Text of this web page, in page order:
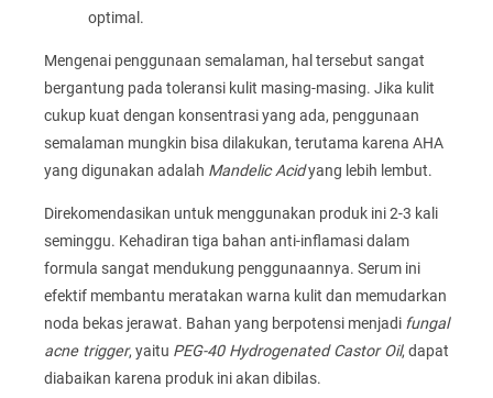
optimal.
Mengenai penggunaan semalaman, hal tersebut sangat
bergantung pada toleransi kulit masing-masing. Jika kulit
cukup kuat dengan konsentrasi yang ada, penggunaan
semalaman mungkin bisa dilakukan, terutama karena AHA
yang digunakan adalah Mandelic Acidyang lebih lembut.
Direkomendasikan untuk menggunakan produk ini 2-3 kali
seminggu. Kehadiran tiga bahan anti-inflamasi dalam
formula sangat mendukung penggunaannya. Serum ini
efektif membantu meratakan warna kulit dan memudarkan
noda bekas jerawat. Bahan yang berpotensi menjadi fungal
acne trigger, yaitu PEG-40 Hydrogenated Castor Oil, dapat
diabaikan karena produk ini akan dibilas.